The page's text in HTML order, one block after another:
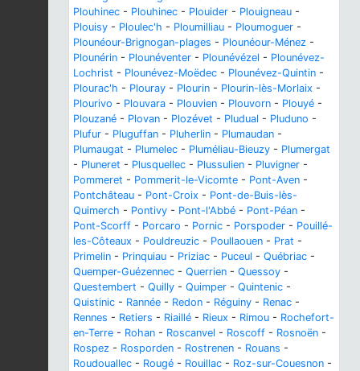
Plouhinec - Plouhinec - Plouider - Plouigneau -
Plouisy - Ploulec'h - Ploumilliau - Ploumoguer -
Plounéour-Brignogan-plages - Plounéour-Ménez -
Plounérin - Plounéventer - Plounévézel - Plounévez-
Lochrist - Plounévez-Moëdec - Plounévez-Quintin -
Plourac'h - Plouray - Plourin - Plourin-lès-Morlaix -
Plourivo - Plouvara - Plouvien - Plouvorn - Plouyé -
Plouzané - Plovan - Plozévet - Pludual - Pluduno -
Plufur - Pluguffan - Pluherlin - Plumaudan -
Plumaugat - Plumelec - Pluméliau-Bieuzy - Plumergat
- Pluneret - Plusquellec - Plussulien - Pluvigner -
Pommeret - Pommerit-le-Vicomte - Pont-Aven -
Pontchâteau - Pont-Croix - Pont-de-Buis-lès-
Quimerch - Pontivy - Pont-l'Abbé - Pont-Péan -
Pont-Scorff - Porcaro - Pornic - Porspoder - Pouillé-
les-Côteaux - Pouldreuzic - Poullaouen - Prat -
Primelin - Prinquiau - Priziac - Puceul - Québriac -
Quemper-Guézennec - Querrien - Quessoy -
Questembert - Quilly - Quimper - Quintenic -
Quistinic - Rannée - Redon - Réguiny - Renac -
Rennes - Retiers - Riaillé - Rieux - Rimou - Rochefort-
en-Terre - Rohan - Roscanvel - Roscoff - Rosnoën -
Rospez - Rosporden - Rostrenen - Rouans -
Roudouallec - Rougé - Rouillac - Roz-sur-Couesnon -